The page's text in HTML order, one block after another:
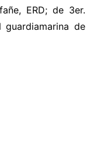
ERD; de 3er.
de